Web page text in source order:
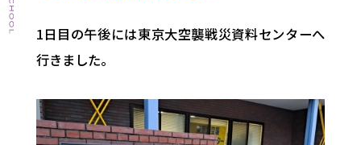
1日目の午後には東京大空襲戦災資料センターへ
行きました。